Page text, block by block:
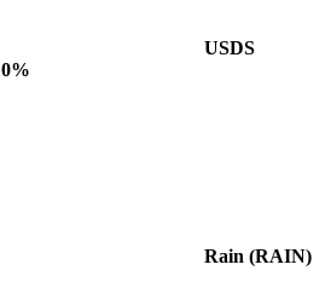
USDS
0%
Rain (RAIN)